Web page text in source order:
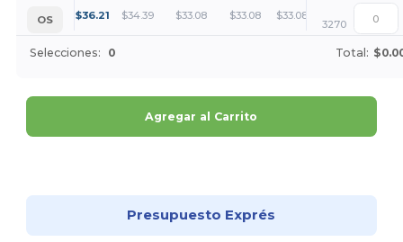
OS $36.21 $34.39 $33.08 $33.08 $33.08 +
3270
Selecciones: 0 Total:
Agregar al Carrito
Presupuesto Exprés